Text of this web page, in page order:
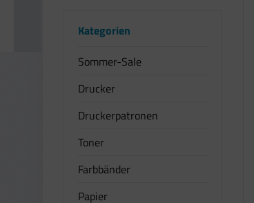
Kategorien
Sommer-Sale
Drucker
Druckerpatronen
Toner
Farbbänder
Papier